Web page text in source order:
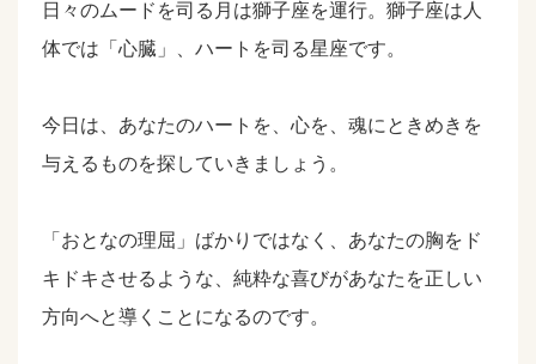
日々のムードを司る月は獅子座を運行。獅子座は人
体では「心臓」、ハートを司る星座です。
今日は、あなたのハートを、心を、魂にときめきを
与えるものを探していきましょう。
「おとなの理屈」ばかりではなく、あなたの胸をド
キドキさせるような、純粋な喜びがあなたを正しい
方向へと導くことになるのです。